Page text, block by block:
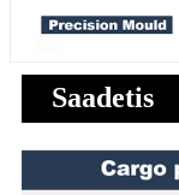
Saadetis